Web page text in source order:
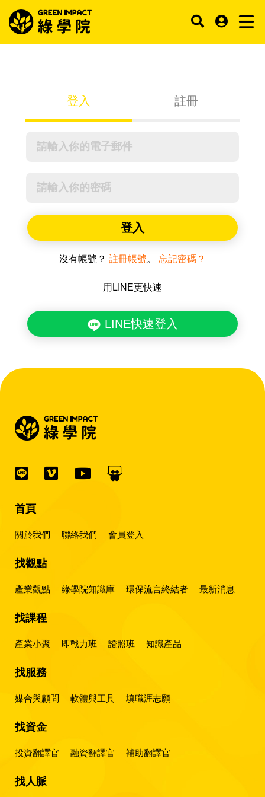
登入 註冊
登入
沒有帳號？ 註冊帳號。 忘記密碼？
用LINE更快速
LINE快速登入
首頁
關於我們 聯絡我們 會員登入
找觀點
產業觀點 綠學院知識庫 環保流言終結者 最新消息
找課程
產業小聚 即戰力班 證照班 知識產品
找服務
媒合與顧問 軟體與工具 填職涯志願
找資金
投資翻譯官 融資翻譯官 補助翻譯官
找人脈